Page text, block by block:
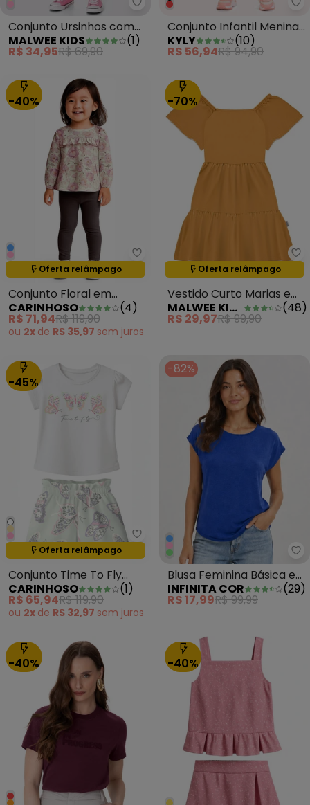
Malwee Kids - Conjunto
Conjunto Ursinhos com
Glitter Rosa
MALWEE KIDS (1)
R$ 34,95R$ 69,90
Conjunto Infantil Menina
Estampa Vermelho
KYLY (10)
R$ 56,94R$ 94,90
-40%
Carinhoso - Conjunto Floral em
Oferta relâmpago
Termina em:14:38:39
Conjunto Floral em
Cotton Rosê
CARINHOSO (4)
R$ 71,94R$ 119,90
ou 2x de R$ 35,97 sem juros
-70%
Oferta relâmpago
Termina em:14:38:39
Vestido Curto Marias em
Malha Amarelo Escuro
MALWEE KIDS (48)
R$ 29,97R$ 99,90
-45%
Carinhoso - Conjunto Time To
Oferta relâmpago
Termina em:14:38:39
Conjunto Time To Fly
com Lantejoulas Branco
CARINHOSO (1)
R$ 65,94R$ 119,90
ou 2x de R$ 32,97 sem juros
-82%
Blusa Feminina Básica em
Malha Golf Azul
INFINITA COR (29)
R$ 17,99R$ 99,99
-40% -40%